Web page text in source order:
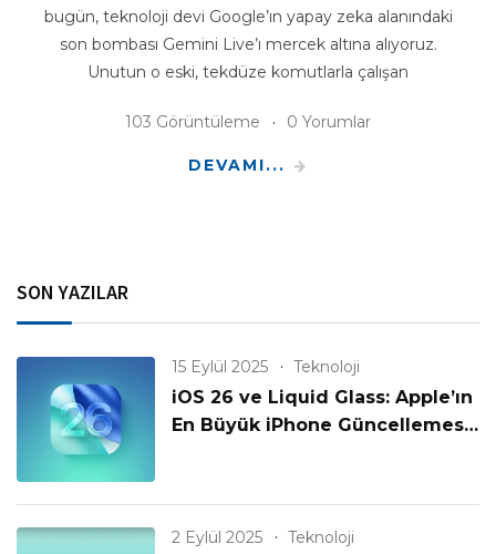
bugün, teknoloji devi Google’ın yapay zeka alanındaki
son bombası Gemini Live’ı mercek altına alıyoruz.
Unutun o eski, tekdüze komutlarla çalışan
103 Görüntüleme 0 Yorumlar
DEVAMI...
SON YAZILAR
15 Eylül 2025 Teknoloji
iOS 26 ve Liquid Glass: Apple’ın
En Büyük iPhone Güncellemesi
2 Eylül 2025 Teknoloji